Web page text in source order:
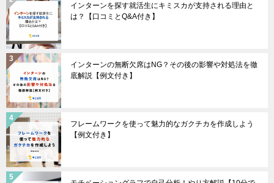
インターンを探す就活生にキミスカが支持される理由と
は？【口コミとQ&A付き】
インターンの無断欠席はNG？その後の影響や対処法を徹
底解説【例文付き】
フレームワークを使って魅力的なガクチカを作成しよう
【例文付き】